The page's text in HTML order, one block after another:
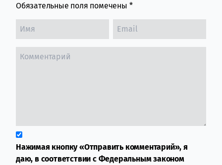
Обязательные поля помечены *
Нажимая кнопку «Отправить комментарий», я
даю, в соответствии с Федеральным законом